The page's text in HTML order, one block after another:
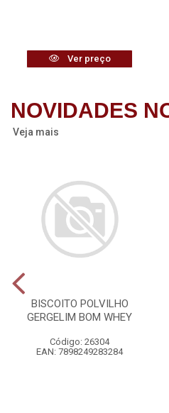
Ver preço
NOVIDADES
Veja mais
BISCOITO POLVILHO
GERGELIM BOM WHEY
Código: 26304
EAN: 7898249283284